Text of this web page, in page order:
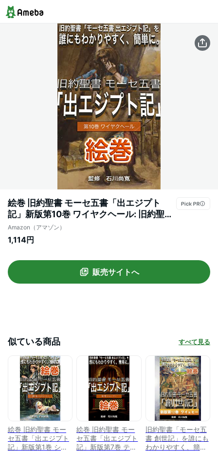
絵巻 旧約聖書 モーセ五書「出エジプト
記」新版第10巻 ワイヤクヘール: 旧約聖書
「モーセ五書 出エジプト記」を誰にもわか
りやすく、簡単に。
Amazon（アマゾン）
1,114円
販売サイトへ
似ている商品 すべて見る
絵巻 旧約聖書 モー
セ五書「出エジプト
記」新版第1巻 シェ
絵巻 旧約聖書 モー
セ五書「出エジプト
記」新版第7巻 テル
旧約聖書「モーセ五
書 創世記」を誰にも
わかりやすく、簡単